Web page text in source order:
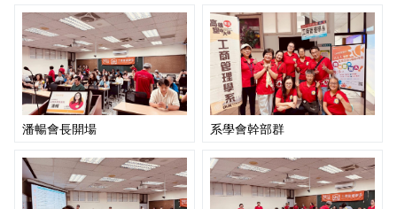
潘暢會長開場 系學會幹部群